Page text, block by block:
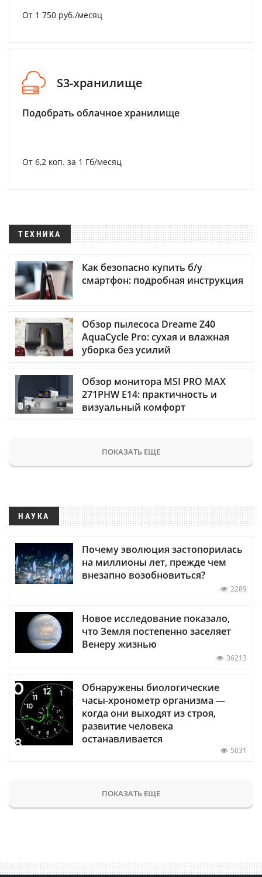
От 1 750 руб./месяц
S3-хранилище
Подобрать облачное хранилище
От 6,2 коп. за 1 Гб/месяц
ТЕХНИКА
Как безопасно купить б/у
смартфон: подробная инструкция
Обзор пылесоса Dreame Z40
AquaCycle Pro: сухая и влажная
уборка без усилий
Обзор монитора MSI PRO MAX
271PHW E14: практичность и
визуальный комфорт
ПОКАЗАТЬ ЕЩЕ
НАУКА
Почему эволюция застопорилась
на миллионы лет, прежде чем
внезапно возобновиться?
2289
Новое исследование показало,
что Земля постепенно заселяет
Венеру жизнью
36213
Обнаружены биологические
часы-хронометр организма —
когда они выходят из строя,
развитие человека
останавливается
5031
ПОКАЗАТЬ ЕЩЕ